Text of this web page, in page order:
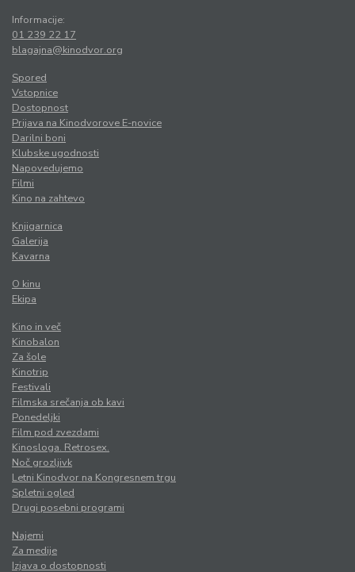
Informacije:
01 239 22 17
blagajna@kinodvor.org
Spored
Vstopnice
Dostopnost
Prijava na Kinodvorove E-novice
Darilni boni
Klubske ugodnosti
Napovedujemo
Filmi
Kino na zahtevo
Knjigarnica
Galerija
Kavarna
O kinu
Ekipa
Kino in več
Kinobalon
Za šole
Kinotrip
Festivali
Filmska srečanja ob kavi
Ponedeljki
Film pod zvezdami
Kinosloga. Retrosex.
Noč grozljivk
Letni Kinodvor na Kongresnem trgu
Spletni ogled
Drugi posebni programi
Najemi
Za medije
Izjava o dostopnosti